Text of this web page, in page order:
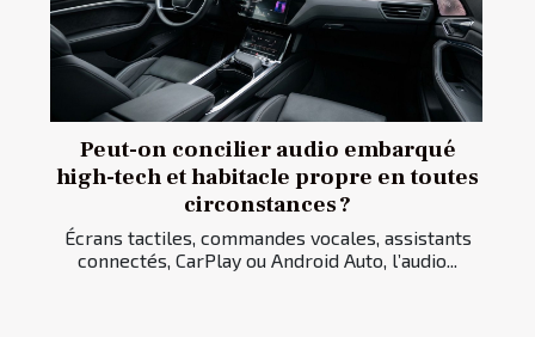
Peut-on concilier audio embarqué
high-tech et habitacle propre en toutes
circonstances ?
Écrans tactiles, commandes vocales, assistants
connectés, CarPlay ou Android Auto, l’audio...